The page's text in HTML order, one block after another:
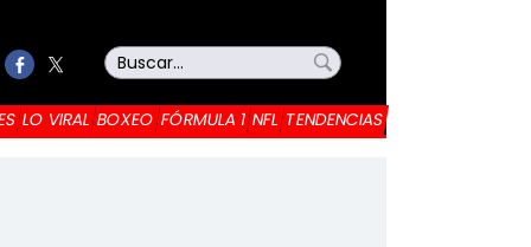
LO VIRAL BOXEO FÓRMULA 1 NFL TENDENCIAS